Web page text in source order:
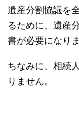
遺産分割協議を
るために、遺産
書が必要になりま
ちなみに、相続
りません。